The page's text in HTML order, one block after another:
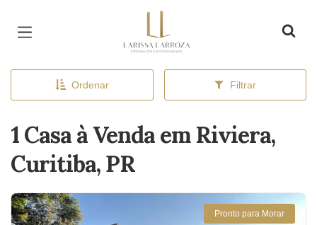
Ordenar Filtrar
1 Casa à Venda em Riviera,
Curitiba, PR
Pronto para Morar